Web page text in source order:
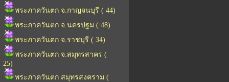
พระภาควันตก จ.กาญจนบุรี ( 44)
พระภาควันตก จ.นครปฐม ( 48)
พระภาควันตก จ.ราชบุรี ( 34)
พระภาควันตก จ.สมุทรสาคร (
25)
พระภาควันตก สมุทรสงคราม (